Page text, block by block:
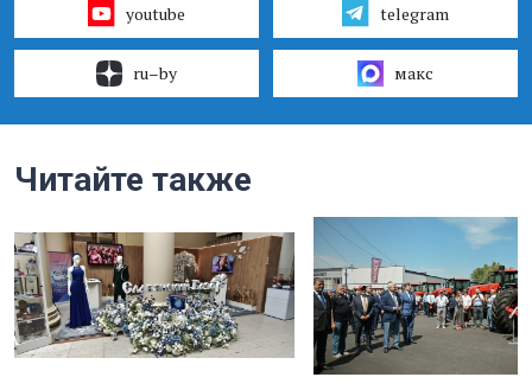
youtube telegram
ru–by макс
Читайте также